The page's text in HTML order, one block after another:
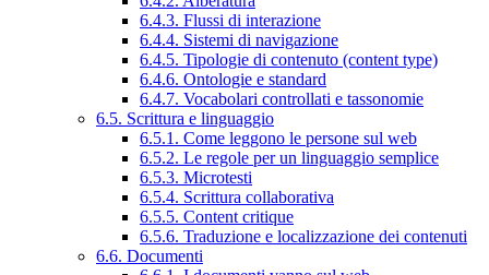
6.4.3. Flussi di interazione
6.4.4. Sistemi di navigazione
6.4.5. Tipologie di contenuto (content type)
6.4.6. Ontologie e standard
6.4.7. Vocabolari controllati e tassonomie
6.5. Scrittura e linguaggio
6.5.1. Come leggono le persone sul web
6.5.2. Le regole per un linguaggio semplice
6.5.3. Microtesti
6.5.4. Scrittura collaborativa
6.5.5. Content critique
6.5.6. Traduzione e localizzazione dei contenuti
6.6. Documenti